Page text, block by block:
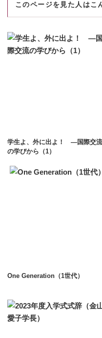
このページを見た人はこ
学生よ、外に出よ！ ―国際交流
の学びから（1）
One Generation（1世代）